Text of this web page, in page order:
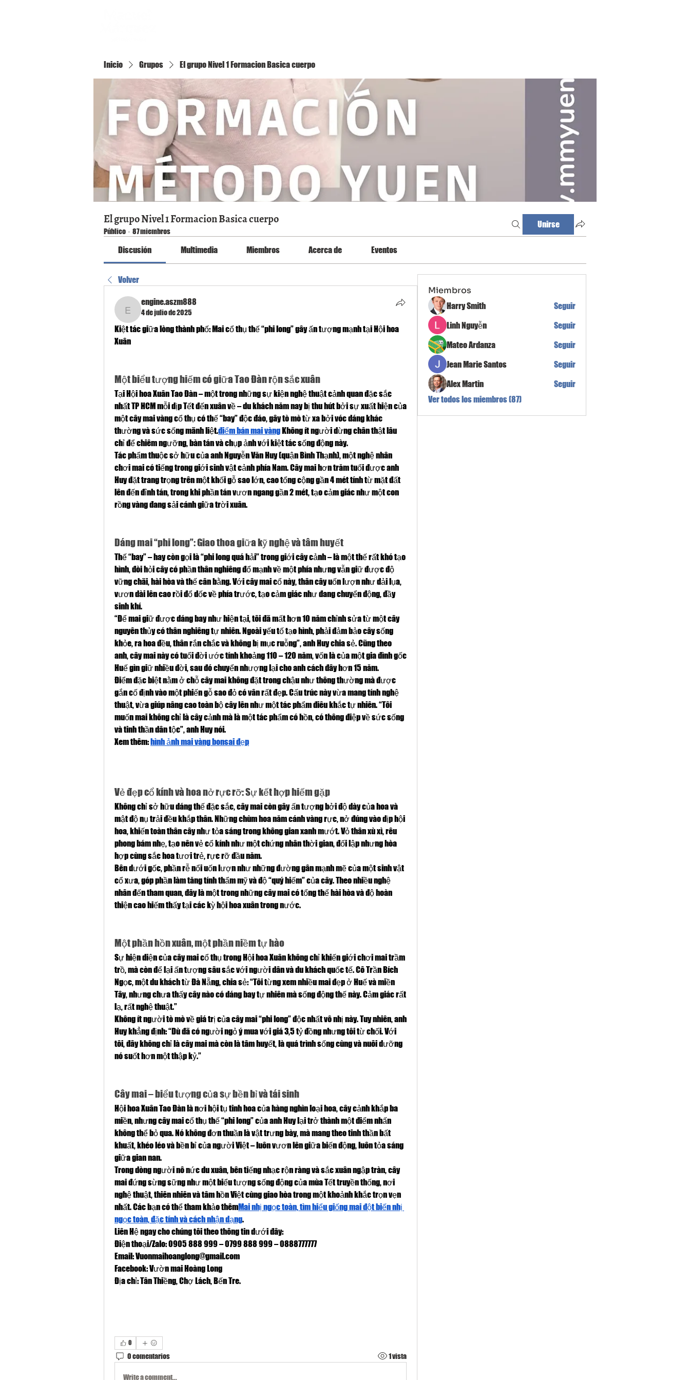
Inicio Grupos El grupo Nivel 1 Formacion Basica cuerpo
El grupo Nivel 1 Formacion Basica cuerpo
Público · 87 miembros
Unirse
Discusión Multimedia Miembros Acerca de Eventos
Volver
engine.aszm888
engine.aszm888
4 de julio de 2025
Kiệt tác giữa lòng thành phố: Mai cổ thụ thế “phi long” gây ấn tượng mạnh tại Hội hoa
Xuân
Một biểu tượng hiếm có giữa Tao Đàn rộn sắc xuân
Tại Hội hoa Xuân Tao Đàn – một trong những sự kiện nghệ thuật cảnh quan đặc sắc
nhất TP HCM mỗi dịp Tết đến xuân về – du khách năm nay bị thu hút bởi sự xuất hiện của
một cây mai vàng cổ thụ có thế “bay” độc đáo, gây tò mò từ xa bởi vóc dáng khác
thường và sức sống mãnh liệt.điểm bán mai vàng Không ít người dừng chân thật lâu
chỉ để chiêm ngưỡng, bàn tán và chụp ảnh với kiệt tác sống động này.
Tác phẩm thuộc sở hữu của anh Nguyễn Văn Huy (quận Bình Thạnh), một nghệ nhân
chơi mai có tiếng trong giới sinh vật cảnh phía Nam. Cây mai hơn trăm tuổi được anh
Huy đặt trang trọng trên một khối gỗ sao lớn, cao tổng cộng gần 4 mét tính từ mặt đất
lên đến đỉnh tán, trong khi phần tán vươn ngang gần 2 mét, tạo cảm giác như một con
rồng vàng đang sải cánh giữa trời xuân.
Dáng mai “phi long”: Giao thoa giữa kỹ nghệ và tâm huyết
Thế “bay” – hay còn gọi là “phi long quá hải” trong giới cây cảnh – là một thế rất khó tạo
hình, đòi hỏi cây có phần thân nghiêng đổ mạnh về một phía nhưng vẫn giữ được độ
vững chãi, hài hòa và thế cân bằng. Với cây mai cổ này, thân cây uốn lượn như dải lụa,
vươn dài lên cao rồi đổ dốc về phía trước, tạo cảm giác như đang chuyển động, đầy
sinh khí.
“Để mai giữ được dáng bay như hiện tại, tôi đã mất hơn 10 năm chỉnh sửa từ một cây
nguyên thủy có thân nghiêng tự nhiên. Ngoài yếu tố tạo hình, phải đảm bảo cây sống
khỏe, ra hoa đều, thân rắn chắc và không bị mục ruỗng”, anh Huy chia sẻ. Cũng theo
anh, cây mai này có tuổi đời ước tính khoảng 110 – 120 năm, vốn là của một gia đình gốc
Huế gìn giữ nhiều đời, sau đó chuyển nhượng lại cho anh cách đây hơn 15 năm.
Điểm đặc biệt nằm ở chỗ cây mai không đặt trong chậu như thông thường mà được
gắn cố định vào một phiến gỗ sao đỏ có vân rất đẹp. Cấu trúc này vừa mang tính nghệ
thuật, vừa giúp nâng cao toàn bộ cây lên như một tác phẩm điêu khắc tự nhiên. “Tôi
muốn mai không chỉ là cây cảnh mà là một tác phẩm có hồn, có thông điệp về sức sống
và tinh thần dân tộc”, anh Huy nói.
Xem thêm: hình ảnh mai vàng bonsai đẹp
Vẻ đẹp cổ kính và hoa nở rực rỡ: Sự kết hợp hiếm gặp
Không chỉ sở hữu dáng thế đặc sắc, cây mai còn gây ấn tượng bởi độ dày của hoa và
mật độ nụ trải đều khắp thân. Những chùm hoa năm cánh vàng rực, nở đúng vào dịp hội
hoa, khiến toàn thân cây như tỏa sáng trong không gian xanh mướt. Vỏ thân xù xì, rêu
phong bám nhẹ, tạo nên vẻ cổ kính như một chứng nhân thời gian, đối lập nhưng hòa
hợp cùng sắc hoa tươi trẻ, rực rỡ đầu năm.
Bên dưới gốc, phần rễ nổi uốn lượn như những đường gân mạnh mẽ của một sinh vật
cổ xưa, góp phần làm tăng tính thẩm mỹ và độ “quý hiếm” của cây. Theo nhiều nghệ
nhân đến tham quan, đây là một trong những cây mai có tổng thể hài hòa và độ hoàn
thiện cao hiếm thấy tại các kỳ hội hoa xuân trong nước.
Một phần hồn xuân, một phần niềm tự hào
Sự hiện diện của cây mai cổ thụ trong Hội hoa Xuân không chỉ khiến giới chơi mai trầm
trồ, mà còn để lại ấn tượng sâu sắc với người dân và du khách quốc tế. Cô Trần Bích
Ngọc, một du khách từ Đà Nẵng, chia sẻ: “Tôi từng xem nhiều mai đẹp ở Huế và miền
Tây, nhưng chưa thấy cây nào có dáng bay tự nhiên mà sống động thế này. Cảm giác rất
lạ, rất nghệ thuật.”
Không ít người tò mò về giá trị của cây mai “phi long” độc nhất vô nhị này. Tuy nhiên, anh
Huy khẳng định: “Dù đã có người ngỏ ý mua với giá 3,5 tỷ đồng nhưng tôi từ chối. Với
tôi, đây không chỉ là cây mai mà còn là tâm huyết, là quá trình sống cùng và nuôi dưỡng
nó suốt hơn một thập kỷ.”
Cây mai – biểu tượng của sự bền bỉ và tái sinh
Hội hoa Xuân Tao Đàn là nơi hội tụ tinh hoa của hàng nghìn loại hoa, cây cảnh khắp ba
miền, nhưng cây mai cổ thụ thế “phi long” của anh Huy lại trở thành một điểm nhấn
không thể bỏ qua. Nó không đơn thuần là vật trưng bày, mà mang theo tinh thần bất
khuất, khéo léo và bền bỉ của người Việt – luôn vươn lên giữa biến động, luôn tỏa sáng
giữa gian nan.
Trong dòng người nô nức du xuân, bên tiếng nhạc rộn ràng và sắc xuân ngập tràn, cây
mai đứng sừng sững như một biểu tượng sống động của mùa Tết truyền thống, nơi
nghệ thuật, thiên nhiên và tâm hồn Việt cùng giao hòa trong một khoảnh khắc trọn vẹn
nhất. Các bạn có thể tham khảo thêmMai nhị ngọc toàn, tìm hiểu giống mai đột biến nhị
ngọc toàn, đặc tính và cách nhận dạng.
Liên Hệ ngay cho chúng tôi theo thông tin dưới đây:
Điện thoại/Zalo: 0905 888 999 – 0799 888 999 – 0888777777
Email: Vuonmaihoanglong@gmail.com
Facebook: Vườn mai Hoàng Long
Địa chỉ: Tân Thiềng, Chợ Lách, Bến Tre.
0
0 comentarios 1 vista
Write a comment...
Miembros
Harry Smith
Seguir
Linh Nguyễn
Seguir
Mateo Ardanza
Seguir
Jean Marie Santos
Seguir
Alex Martin
Seguir
Ver todos los miembros (87)